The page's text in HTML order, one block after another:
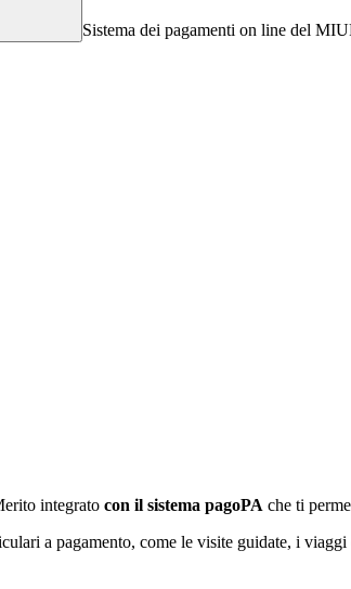
Sistema dei pagamenti on line del
integrato con il sistema pagoPA che ti
a pagamento, come le visite guidate, i viaggi